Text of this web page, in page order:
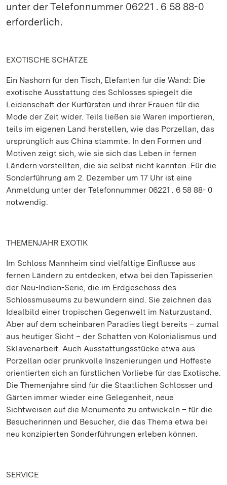
unter der Telefonnummer 06221 . 6 58 88-0
erforderlich.
EXOTISCHE SCHÄTZE
Ein Nashorn für den Tisch, Elefanten für die Wand: Die
exotische Ausstattung des Schlosses spiegelt die
Leidenschaft der Kurfürsten und ihrer Frauen für die
Mode der Zeit wider. Teils ließen sie Waren importieren,
teils im eigenen Land herstellen, wie das Porzellan, das
ursprünglich aus China stammte. In den Formen und
Motiven zeigt sich, wie sie sich das Leben in fernen
Ländern vorstellten, die sie selbst nicht kannten. Für die
Sonderführung am 2. Dezember um 17 Uhr ist eine
Anmeldung unter der Telefonnummer 06221 . 6 58 88- 0
notwendig.
THEMENJAHR EXOTIK
Im Schloss Mannheim sind vielfältige Einflüsse aus
fernen Ländern zu entdecken, etwa bei den Tapisserien
der Neu-Indien-Serie, die im Erdgeschoss des
Schlossmuseums zu bewundern sind. Sie zeichnen das
Idealbild einer tropischen Gegenwelt im Naturzustand.
Aber auf dem scheinbaren Paradies liegt bereits – zumal
aus heutiger Sicht – der Schatten von Kolonialismus und
Sklavenarbeit. Auch Ausstattungsstücke etwa aus
Porzellan oder prunkvolle Inszenierungen und Hoffeste
orientierten sich an fürstlichen Vorliebe für das Exotische.
Die Themenjahre sind für die Staatlichen Schlösser und
Gärten immer wieder eine Gelegenheit, neue
Sichtweisen auf die Monumente zu entwickeln – für die
Besucherinnen und Besucher, die das Thema etwa bei
neu konzipierten Sonderführungen erleben können.
SERVICE